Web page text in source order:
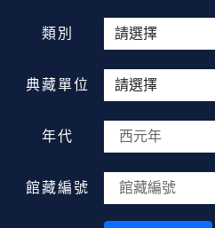
類別
典藏單位
年代
館藏編號